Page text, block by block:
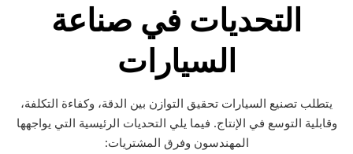
التحديات في صناعة
السيارات
يتطلب تصنيع السيارات تحقيق التوازن بين الدقة، وكفاءة التكلفة،
وقابلية التوسع في الإنتاج. فيما يلي التحديات الرئيسية التي يواجهها
المهندسون وفرق المشتريات: